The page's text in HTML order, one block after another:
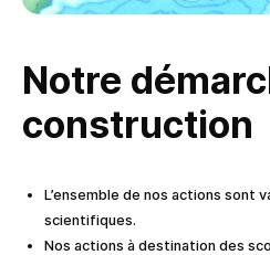
Notre
construction
L’ensemble de nos actions sont
scientifiques.
Nos actions à destination des